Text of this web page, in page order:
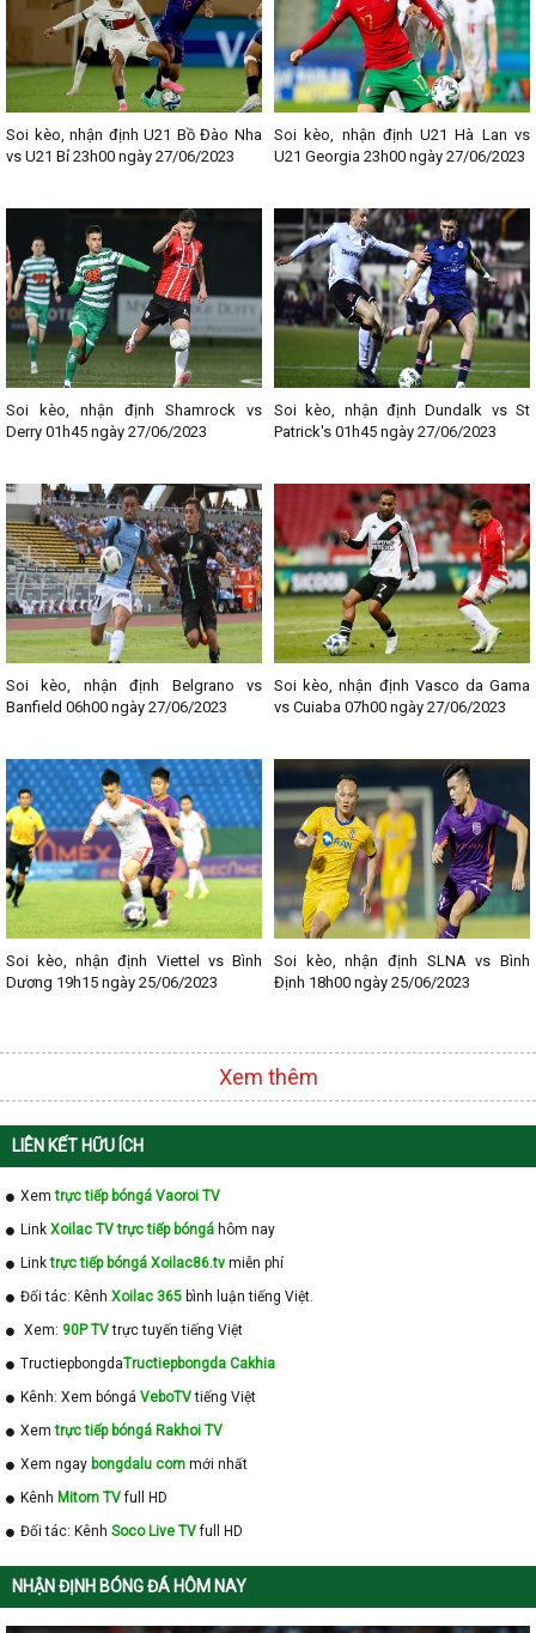
Soi kèo, nhận định U21 Bồ Đào Nha
vs U21 Bỉ 23h00 ngày 27/06/2023
Soi kèo, nhận định U21 Hà Lan vs
U21 Georgia 23h00 ngày 27/06/2023
Soi kèo, nhận định Shamrock vs
Derry 01h45 ngày 27/06/2023
Soi kèo, nhận định Dundalk vs St
Patrick's 01h45 ngày 27/06/2023
Soi kèo, nhận định Belgrano vs
Banfield 06h00 ngày 27/06/2023
Soi kèo, nhận định Vasco da Gama
vs Cuiaba 07h00 ngày 27/06/2023
Soi kèo, nhận định Viettel vs Bình
Dương 19h15 ngày 25/06/2023
Soi kèo, nhận định SLNA vs Bình
Định 18h00 ngày 25/06/2023
Xem thêm
LIÊN KẾT HỮU ÍCH
Xemtrực tiếp bóngá Vaoroi TV
Link Xoilac TV trực tiếp bóngá hôm nay
Linktrực tiếp bóngá Xoilac86.tv miễn phí
Đối tác: Kênh Xoilac 365 bình luận tiếng Việt.
Xem: 90P TVtrực tuyến tiếng Việt
TructiepbongdaTructiepbongda Cakhia
Kênh: Xem bóngá VeboTVtiếng Việt
Xemtrực tiếp bóngá Rakhoi TV
Xem ngay bongdalu com mới nhất
Kênh Mitom TVfull HD
Đối tác: Kênh Soco Live TVfull HD
NHẬN ĐỊNH BÓNG ĐÁ HÔM NAY